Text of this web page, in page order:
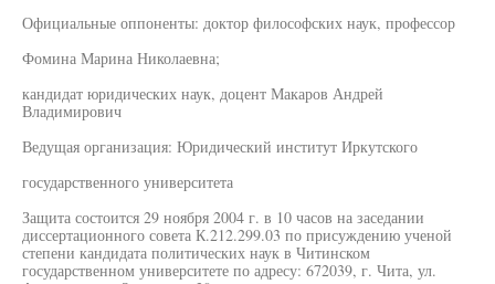
Официальные оппоненты: доктор философских наук, профессор
Фомина Марина Николаевна;
кандидат юридических наук, доцент Макаров Андрей
Владимирович
Ведущая организация: Юридический институт Иркутского
государственного университета
Защита состоится 29 ноября 2004 г. в 10 часов на заседании
диссертационного совета К.212.299.03 по присуждению ученой
степени кандидата политических наук в Читинском
государственном университете по адресу: 672039, г. Чита, ул.